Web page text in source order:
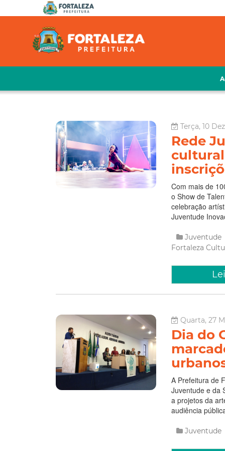
Terça, 10
Rede
cultural
Com mais de
o Show de
celebração
Juventude
Juventude
Fortaleza
Quarta, 27
Dia do
A Prefeitura de
Juventude e da
a projetos da
audiência
Juventude